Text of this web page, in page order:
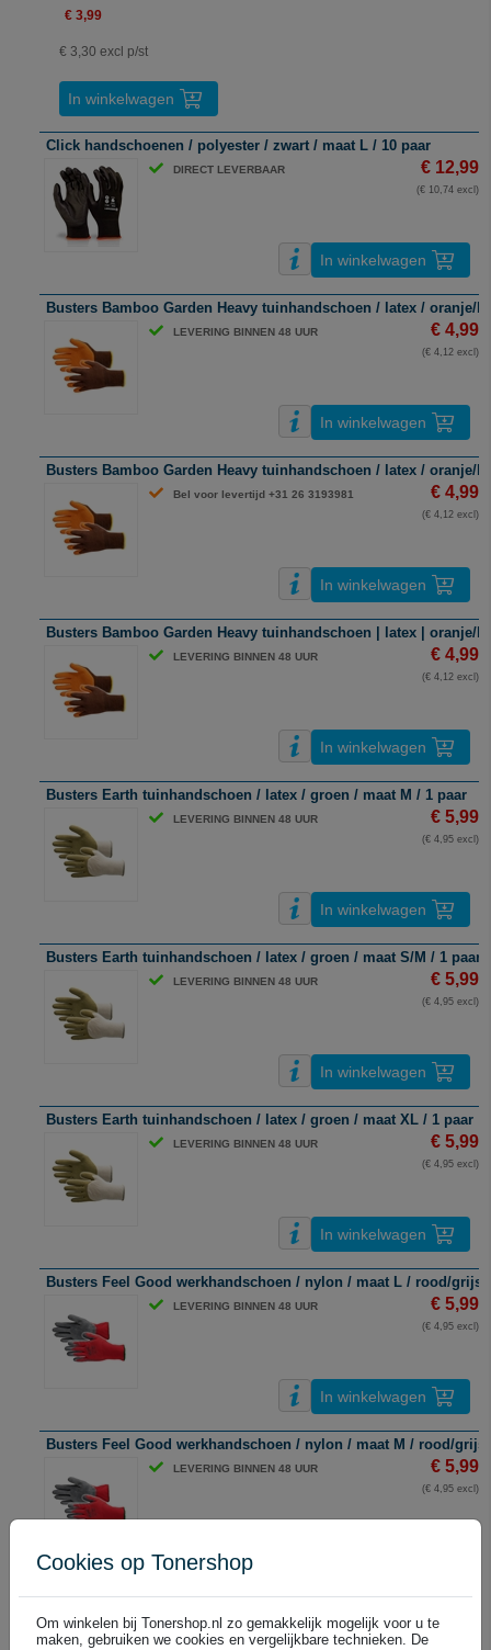
€ 3,99
€ 3,30 excl p/st
In winkelwagen
Click handschoenen / polyester / zwart / maat L / 10 paar
DIRECT LEVERBAAR € 12,99
(€ 10,74 excl)
In winkelwagen
Busters Bamboo Garden Heavy tuinhandschoen / latex / oranje/
LEVERING BINNEN 48 UUR € 4,99
(€ 4,12 excl)
In winkelwagen
Busters Bamboo Garden Heavy tuinhandschoen / latex / oranje/
Bel voor levertijd +31 26 3193981 € 4,99
(€ 4,12 excl)
In winkelwagen
Busters Bamboo Garden Heavy tuinhandschoen | latex | oranje/
LEVERING BINNEN 48 UUR € 4,99
(€ 4,12 excl)
In winkelwagen
Busters Earth tuinhandschoen / latex / groen / maat M / 1 paar
LEVERING BINNEN 48 UUR € 5,99
(€ 4,95 excl)
In winkelwagen
Busters Earth tuinhandschoen / latex / groen / maat S/M / 1 paar
LEVERING BINNEN 48 UUR € 5,99
(€ 4,95 excl)
In winkelwagen
Busters Earth tuinhandschoen / latex / groen / maat XL / 1 paar
LEVERING BINNEN 48 UUR € 5,99
(€ 4,95 excl)
In winkelwagen
Busters Feel Good werkhandschoen / nylon / maat L / rood/grijs
LEVERING BINNEN 48 UUR € 5,99
(€ 4,95 excl)
In winkelwagen
Busters Feel Good werkhandschoen / nylon / maat M / rood/grijs
LEVERING BINNEN 48 UUR € 5,99
(€ 4,95 excl)
LEVERING BINNEN 48 UUR € 5,99
Cookies op Tonershop
Om winkelen bij Tonershop.nl zo gemakkelijk mogelijk voor u te
maken, gebruiken we cookies en vergelijkbare technieken. De